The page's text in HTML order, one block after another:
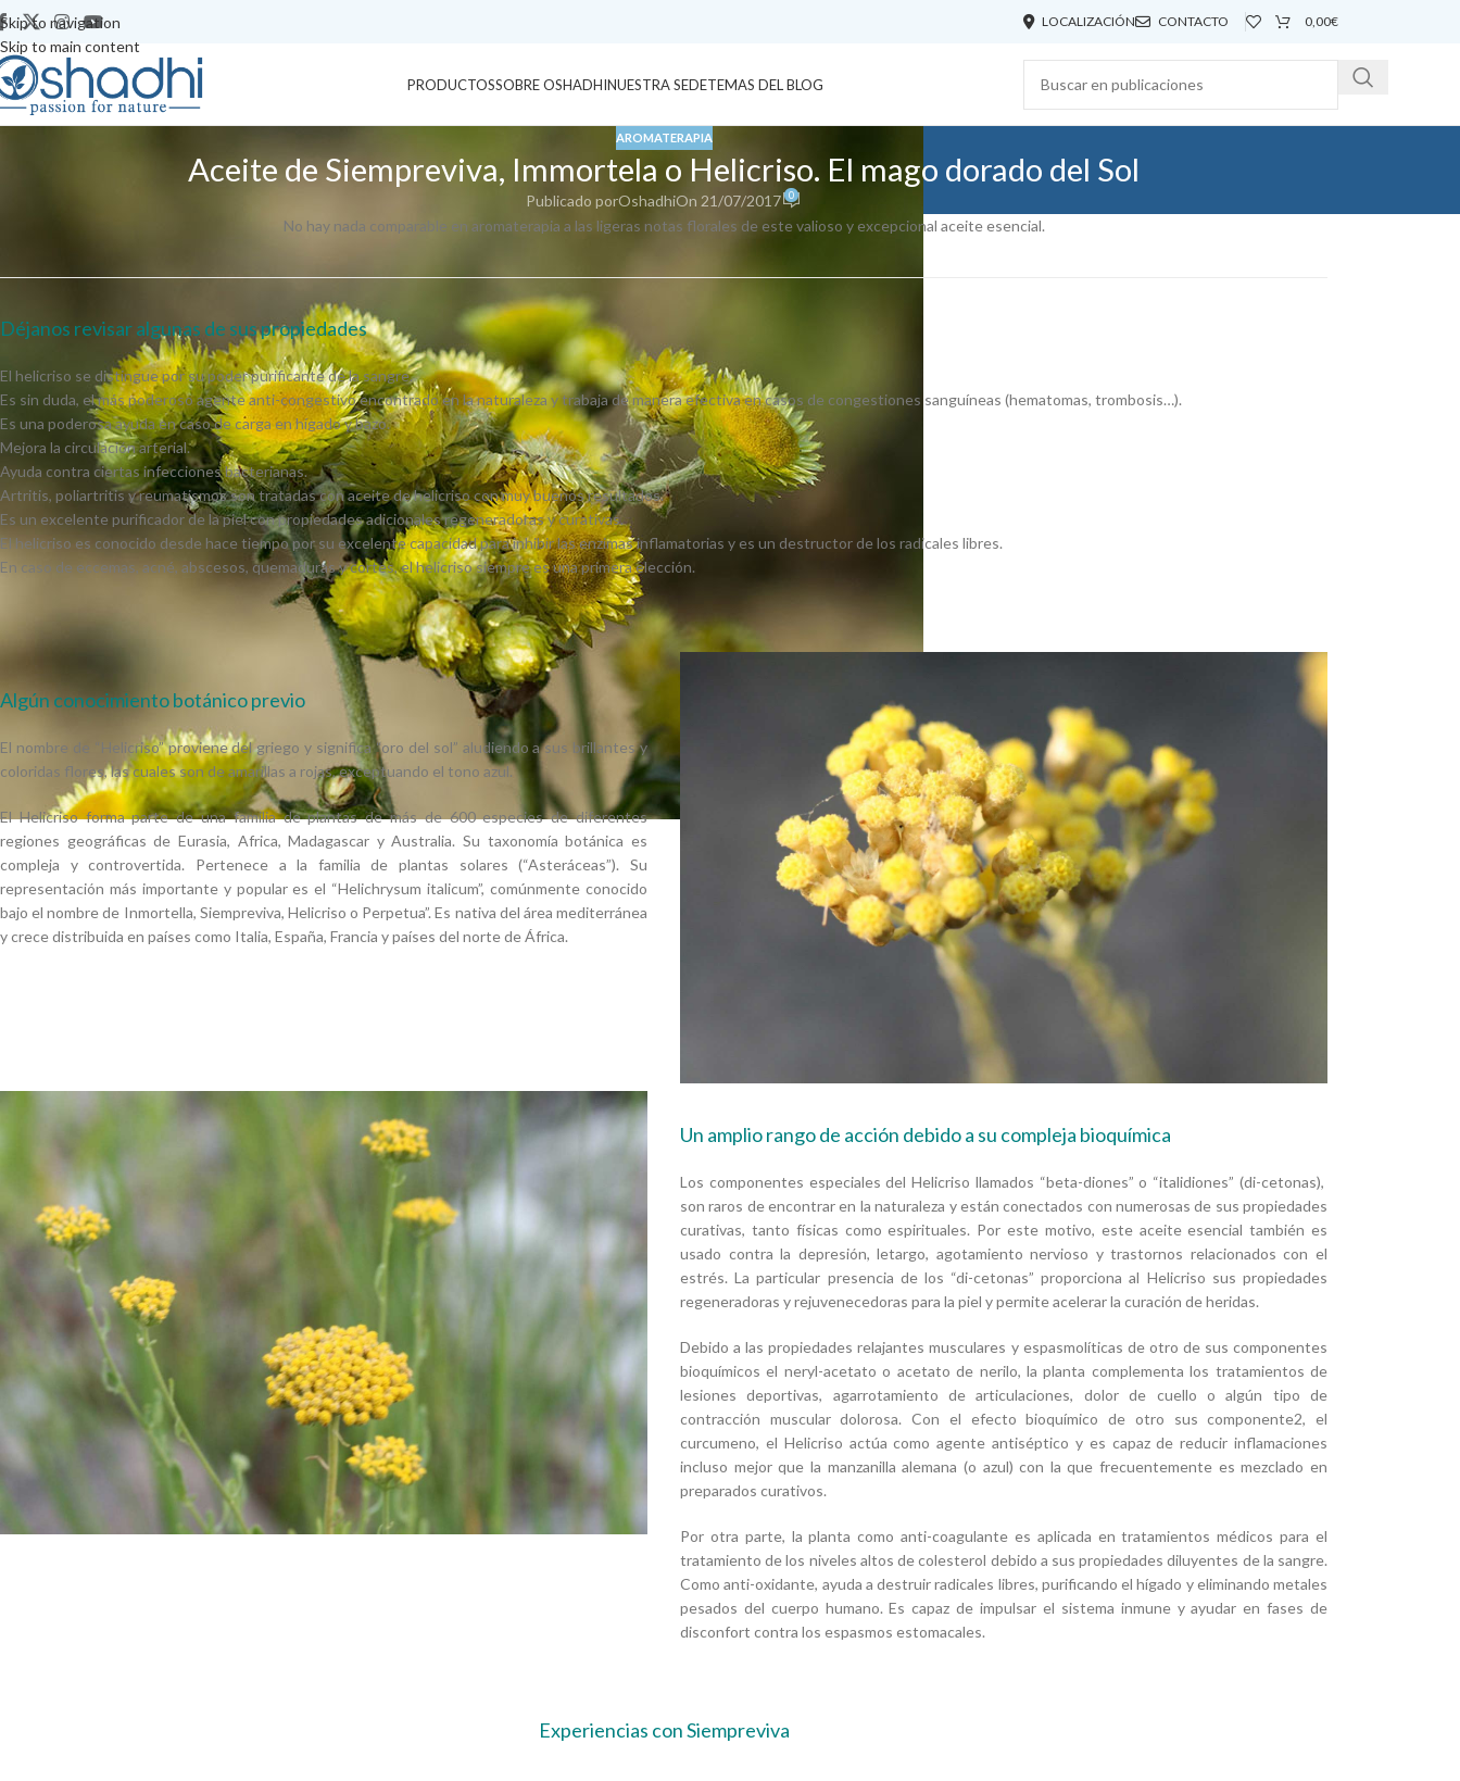
Skip to navigation
Skip to main content
LOCALIZACIÓN CONTACTO 0,00€
PRODUCTOSSOBRE OSHADHINUESTRA SEDETEMAS DEL BLOG
AROMATERAPIA
Aceite de Siempreviva, Immortela o Helicriso. El mago dorado del Sol
Publicado porOshadhiOn 21/07/2017 0
No hay nada comparable en aromaterapia a las ligeras notas florales de este valioso y excepcional aceite esencial.
Déjanos revisar algunas de sus propiedades
El helicriso se distingue por su poder purificante de la sangre.
Es sin duda, el más poderoso agente anti-congestivo encontrado en la naturaleza y trabaja de manera efectiva en casos de congestiones sanguíneas (hematomas, trombosis…).
Es una poderosa ayuda en caso de carga en hígado y bazo.
Mejora la circulación arterial.
Ayuda contra ciertas infecciones bacterianas.
Artritis, poliartritis y reumatismos son tratadas con aceite de helicriso con muy buenos resultados.
Es un excelente purificador de la piel con propiedades adicionales regeneradoras y curativas.
El helicriso es conocido desde hace tiempo por su excelente capacidad para inhibir las enzimas inflamatorias y es un destructor de los radicales libres.
En caso de eccemas, acné, abscesos, quemaduras y cortes, el helicriso siempre es una primera elección.
Algún conocimiento botánico previo
El nombre de “Helicriso” proviene del griego y significa “oro del sol” aludiendo a sus brillantes y
coloridas flores, las cuales son de amarillas a rojas, exceptuando el tono azul.
El Helicriso forma parte de una familia de plantas de más de 600 especies de diferentes
regiones geográficas de Eurasia, Africa, Madagascar y Australia. Su taxonomía botánica es
compleja y controvertida. Pertenece a la familia de plantas solares (“Asteráceas”). Su
representación más importante y popular es el “Helichrysum italicum”, comúnmente conocido
bajo el nombre de Inmortella, Siempreviva, Helicriso o Perpetua”. Es nativa del área mediterránea
y crece distribuida en países como Italia, España, Francia y países del norte de África.
Un amplio rango de acción debido a su compleja bioquímica
Los componentes especiales del Helicriso llamados “beta-diones” o “italidiones” (di-cetonas),
son raros de encontrar en la naturaleza y están conectados con numerosas de sus propiedades
curativas, tanto físicas como espirituales. Por este motivo, este aceite esencial también es
usado contra la depresión, letargo, agotamiento nervioso y trastornos relacionados con el
estrés. La particular presencia de los “di-cetonas” proporciona al Helicriso sus propiedades
regeneradoras y rejuvenecedoras para la piel y permite acelerar la curación de heridas.
Debido a las propiedades relajantes musculares y espasmolíticas de otro de sus componentes
bioquímicos el neryl-acetato o acetato de nerilo, la planta complementa los tratamientos de
lesiones deportivas, agarrotamiento de articulaciones, dolor de cuello o algún tipo de
contracción muscular dolorosa. Con el efecto bioquímico de otro sus componente2, el
curcumeno, el Helicriso actúa como agente antiséptico y es capaz de reducir inflamaciones
incluso mejor que la manzanilla alemana (o azul) con la que frecuentemente es mezclado en
preparados curativos.
Por otra parte, la planta como anti-coagulante es aplicada en tratamientos médicos para el
tratamiento de los niveles altos de colesterol debido a sus propiedades diluyentes de la sangre.
Como anti-oxidante, ayuda a destruir radicales libres, purificando el hígado y eliminando metales
pesados del cuerpo humano. Es capaz de impulsar el sistema inmune y ayudar en fases de
disconfort contra los espasmos estomacales.
Experiencias con Siempreviva